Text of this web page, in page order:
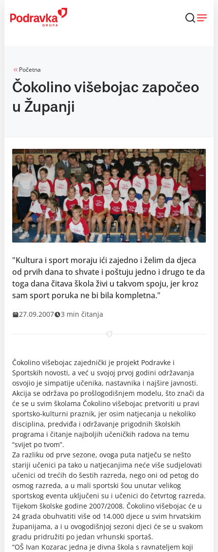
content
Početna
Čokolino višebojac započeo
u Županji
"Kultura i sport moraju ići zajedno i želim da djeca
od prvih dana to shvate i poštuju jedno i drugo te da
toga dana čitava škola živi u takvom spoju, jer kroz
sam sport poruka ne bi bila kompletna."
27.09.2007 3 min čitanja
Čokolino višebojac zajednički je projekt Podravke i
Sportskih novosti, a već u svojoj prvoj godini održavanja
osvojio je simpatije učenika, nastavnika i najšire javnosti.
Akcija se održava po prošlogodišnjem modelu, što znači da
će se u svim školama Čokolino višebojac pretvoriti u pravi
sportsko-kulturni praznik, jer osim natjecanja u nekoliko
disciplina, predviđa i održavanje prigodnih školskih
programa i čitanje najboljih učeničkih radova na temu
“svijet po tvom”.
Za razliku od prve sezone, ovoga puta natječu se nešto
stariji učenici pa tako u natjecanjima neće više sudjelovati
učenici od trećih do šestih razreda, nego oni od petog do
osmog razreda, a u mali sportski šou unutar velikog
sportskog eventa uključeni su i učenici do četvrtog razreda.
Tijekom školske godine 2007/2008. Čokolino višebojac će u
24 grada obuhvatiti više od 14.000 djece u svim hrvatskim
županijama, a i u ovogodišnjoj sezoni djeci će se u svakom
gradu pridružiti po jedan vrhunski sportaš.
“OŠ Ivan Kozarac jedna je divna škola s ravnateljem koji